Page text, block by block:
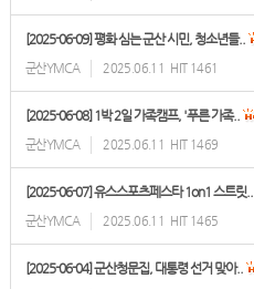
[2025-06-09] 평화 심는 군산 시민, 청소년들..
군산YMCA 2025.06.11 HIT 1461
[2025-06-08] 1박 2일 가족캠프, '푸른 가족..
군산YMCA 2025.06.11 HIT 1469
[2025-06-07] 유스스포츠페스타 1on1 스트릿..
군산YMCA 2025.06.11 HIT 1465
[2025-06-04] 군산청문집, 대통령 선거 맞아..